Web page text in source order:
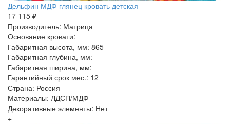
Дельфин МДФ глянец кровать детская
17 115 ₽
Производитель: Матрица
Основание кровати:
Габаритная высота, мм: 865
Габаритная глубина, мм:
Габаритная ширина, мм:
Гарантийный срок мес.: 12
Страна: Россия
Материалы: ЛДСП/МДФ
Декоративные элементы: Нет
+